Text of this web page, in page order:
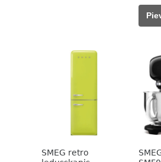
was:
SMEG retro